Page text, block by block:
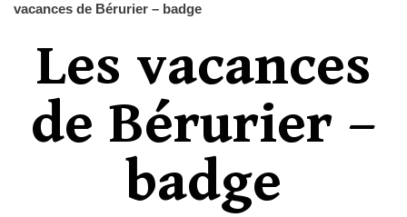
vacances de Bérurier – badge
Les vacances
de Bérurier –
badge